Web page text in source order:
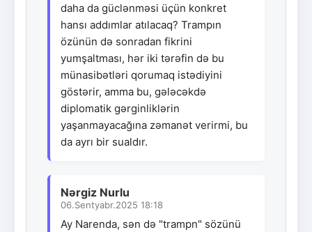
daha da güclənməsi üçün konkret
hansı addımlar atılacaq? Trampın
özünün də sonradan fikrini
yumşaltması, hər iki tərəfin də bu
münasibətləri qorumaq istədiyini
göstərir, amma bu, gələcəkdə
diplomatik gərginliklərin
yaşanmayacağına zəmanət verirmi, bu
da ayrı bir sualdır.
Nərgiz Nurlu
06.Sentyabr.2025 18:18
Ay Narenda, sən də "trampn" sözünü